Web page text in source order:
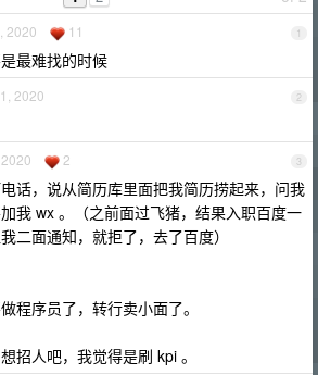
1
2020 11
最难找的时候
2
2020
3
2
话，说从简历库里面把我简历捞起来，问我
我 wx 。（之前面过飞猪，结果入职百度一
二面通知，就拒了，去了百度）
程序员了，转行卖小面了。
招人吧，我觉得是刷 kpi 。